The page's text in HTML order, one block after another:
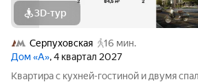
3D-тур
Серпуховская
16 мин.
Дом «А», 4 квартал 2027
Квартира с кухней-гостиной и двумя